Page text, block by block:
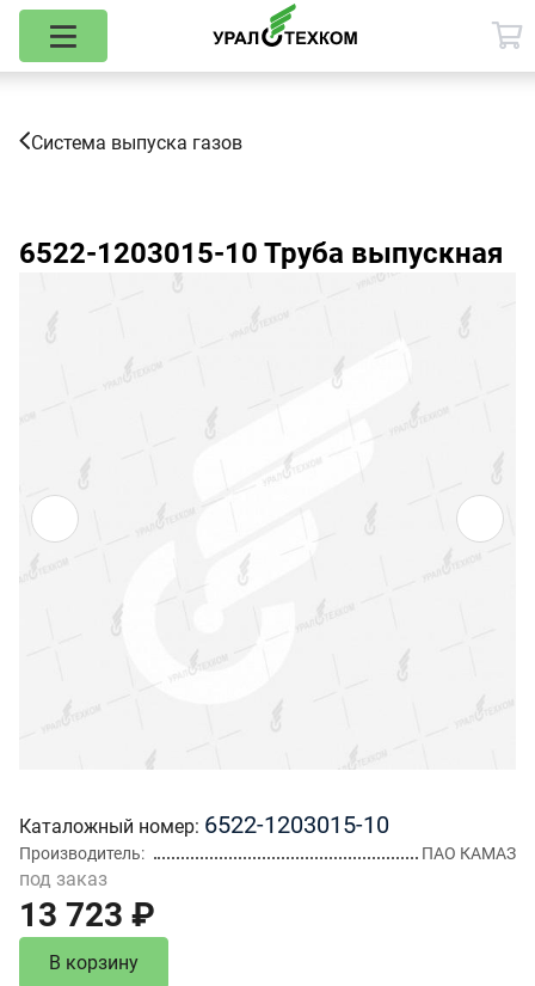
Система выпуска газов
6522-1203015-10 Труба выпускная
Каталожный номер 6522-1203015-10
Производитель ПАО КАМАЗ
под заказ
13 723 ₽
В корзину